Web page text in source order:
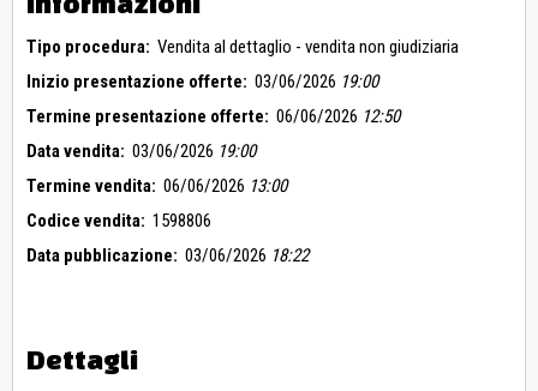
Tipo procedura: Vendita al dettaglio - vendita non giudiziaria
Inizio presentazione offerte: 03/06/2026 19:00
Termine presentazione offerte: 06/06/2026 12:50
Data vendita: 03/06/2026 19:00
Termine vendita: 06/06/2026 13:00
Codice vendita: 1598806
Data pubblicazione: 03/06/2026 18:22
Dettagli